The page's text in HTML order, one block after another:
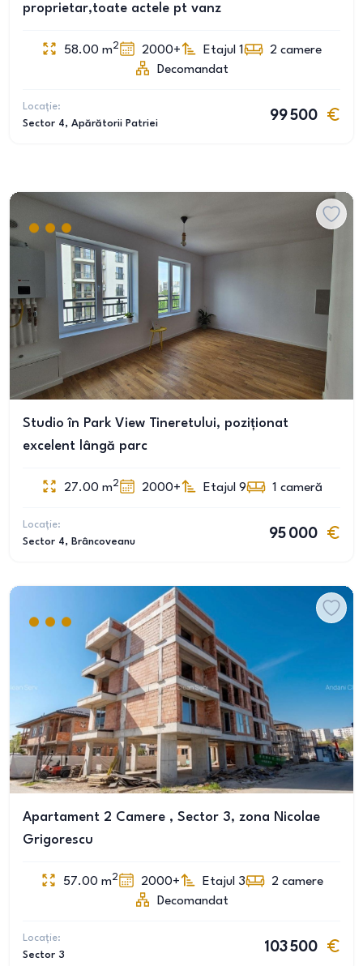
proprietar,toate actele pt vanz
58.00 m2 2000+ Etajul 1 2 camere
Decomandat
Locație:
Sector 4, Apărătorii Patriei
99 500
Studio în Park View Tineretului, poziționat
excelent lângă parc
27.00 m2 2000+ Etajul 9 1 cameră
Locație:
Sector 4, Brâncoveanu
95 000
Apartament 2 Camere , Sector 3, zona Nicolae
Grigorescu
57.00 m2 2000+ Etajul 3 2 camere
Decomandat
Locație:
Sector 3
103 500